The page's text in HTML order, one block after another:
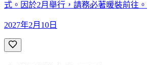
式。因於2月舉行，請務必著暖裝前往。
2027年2月10日